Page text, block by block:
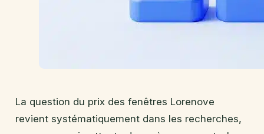
La question du prix des fenêtres Lorenove
revient systématiquement dans les recherches,